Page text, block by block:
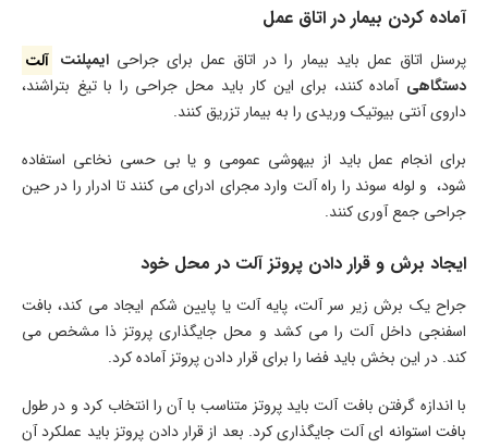
آماده کردن بیمار در اتاق عمل
پرسنل اتاق عمل باید بیمار را در اتاق عمل برای جراحیایمپلنت آلت
دستگاهی آماده کنند، برای این کار باید محل جراحی را با تیغ بتراشند،
داروی آنتی بیوتیک وریدی را به بیمار تزریق کنند.
برای انجام عمل باید از بیهوشی عمومی و یا بی حسی نخاعی استفاده
شود، و لوله سوند را راه آلت وارد مجرای ادرای می کنند تا ادرار را در حین
جراحی جمع آوری کنند.
ایجاد برش و قرار دادن پروتز آلت در محل خود
جراح یک برش زیر سر آلت، پایه آلت یا پایین شکم ایجاد می کند، بافت
اسفنجی داخل آلت را می کشد و محل جایگذاری پروتز ذا مشخص می
کند. در این بخش باید فضا را برای قرار دادن پروتز آماده کرد.
با اندازه گرفتن بافت آلت باید پروتز متناسب با آن را انتخاب کرد و در طول
بافت استوانه ای آلت جایگذاری کرد. بعد از قرار دادن پروتز باید عملکرد آن